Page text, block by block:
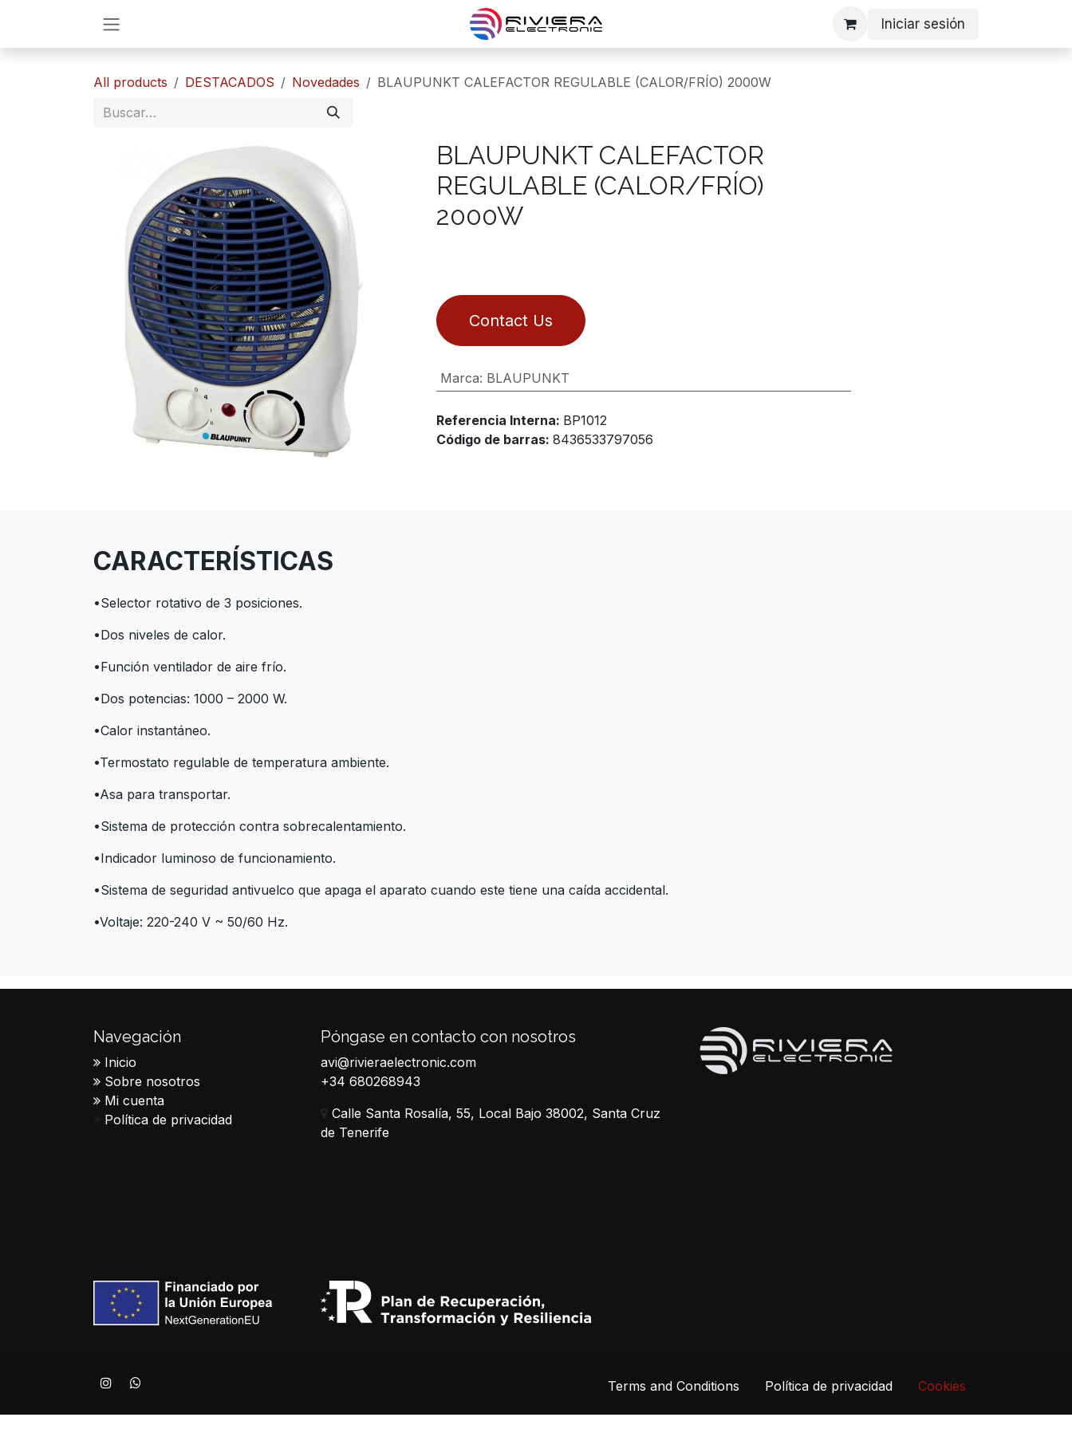
Iniciar sesión
All products DESTACADOS ​​Novedades BLAUPUNKT CALEFACTOR REGULABLE (CALOR/FRÍO) 2000W
BLAUPUNKT CALEFACTOR
REGULABLE (CALOR/FRÍO)
2000W
Contact Us
Marca: BLAUPUNKT
Referencia Interna: BP1012
Código de barras: 8436533797056
CARACTERÍSTICAS
•Selector rotativo de 3 posiciones.
•Dos niveles de calor.
•Función ventilador de aire frío.
•Dos potencias: 1000 – 2000 W.
•Calor instantáneo.
•Termostato regulable de temperatura ambiente.
•Asa para transportar.
•Sistema de protección contra sobrecalentamiento.
•Indicador luminoso de funcionamiento.
•Sistema de seguridad antivuelco que apaga el aparato cuando este tiene una caída accidental.
•Voltaje: 220-240 V ~ 50/60 Hz.
Navegación
Inicio
Sobre nosotros
Mi cuenta
Política de privacidad
Póngase en contacto con nosotros
avi@rivieraelectronic.com
+34 680268943
Calle Santa Rosalía, 55, Local Bajo 38002, Santa Cruz
de Tenerife
Terms and Conditions Política de privacidad Cookies